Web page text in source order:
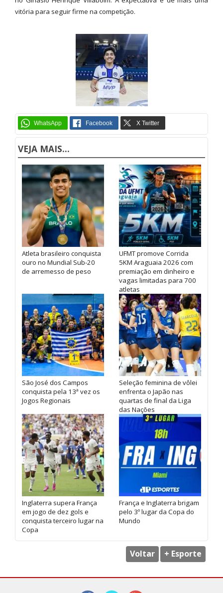
vitória para seguir firme na competição.
VEJA MAIS...
Atleta brasileiro conquista
ouro no Mundial Sub-20
de arremesso de peso
UFMT promove Corrida
5KM Araguaia 2026 com
premiação em dinheiro e
vagas limitadas para 700
atletas
São José dos Campos
conquista pela 13ª vez os
Jogos Regionais
Seleção feminina de vôlei
enfrenta o Japão nas
quartas de final da Liga
das Nações
Inglaterra supera França
em jogo de dez gols e
conquista terceiro lugar na
Copa
França e Inglaterra brigam
pelo 3º lugar da Copa do
Mundo
Voltar + Esporte